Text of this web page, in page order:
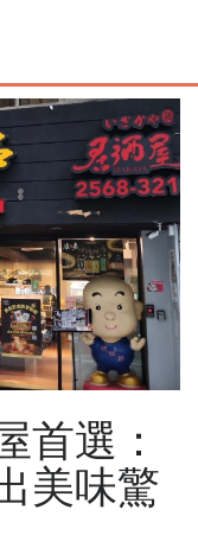
首選：
美味驚